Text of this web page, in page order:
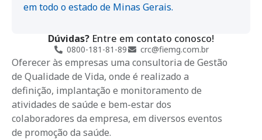
Oferecer às empresas uma consultoria de Gestão
de Qualidade de Vida, onde é realizado a
definição, implantação e monitoramento de
atividades de saúde e bem-estar dos
colaboradores da empresa, em diversos eventos
de promoção da saúde.
em todo o estado de Minas Gerais.
Dúvidas? Entre em contato conosco!
0800-181-81-89 crc@fiemg.com.br